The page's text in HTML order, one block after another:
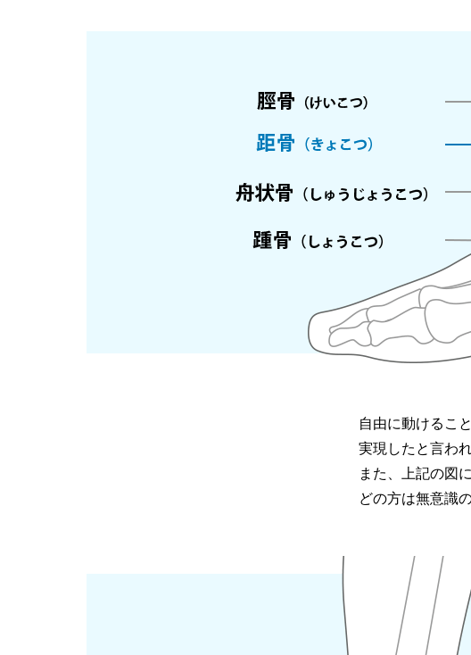
自由に動けるこ
実現したと言わ
また、上記の図
どの方は無意識